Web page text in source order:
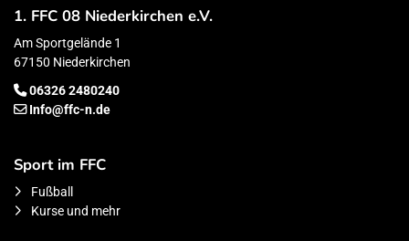
1. FFC 08 Niederkirchen e.V.
Am Sportgelände 1
67150 Niederkirchen
06326 2480240
Info@ffc-n.de
Sport im FFC
Fußball
Kurse und mehr